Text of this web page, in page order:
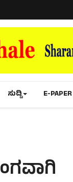
ಸುದ್ದಿ E-